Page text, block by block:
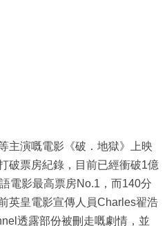
主演嘅電影《破．地獄》上映
破票房紀錄，目前已經衝破1億
電影最高票房No.1，而140分
英皇電影宣傳人員Charles翟浩
透露部份被刪走嘅劇情，並